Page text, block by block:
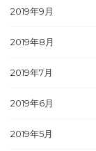
2019年9月
2019年8月
2019年7月
2019年6月
2019年5月